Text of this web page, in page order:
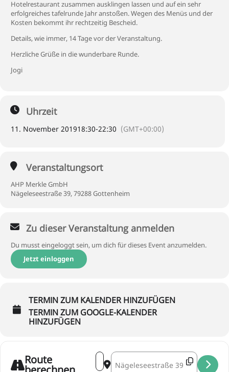
Hotelrestaurant zusammen ausklingen lassen und auf ein sehr
erfolgreichestafelrunde Jahr anstoßen. Wegen des Menüs und der
Kosten bekommt ihr rechtzeitig Bescheid.
Details, wie immer, 14 Tage vor der Veranstaltung.
Herzliche Grüße in die wunderbare Runde.
Jogi
Uhrzeit
11. November 201918:30-22:30 (GMT+00:00)
Veranstaltungsort
AHP Merkle GmbH
Nägeleseestraße 39, 79288 Gottenheim
Zu dieser Veranstaltung anmelden
Du musst eingeloggt sein, um dich für dieses Event anzumelden.
Jetzt einloggen
TERMIN ZUM KALENDER HINZUFÜGEN
TERMIN ZUM GOOGLE-KALENDER
HINZUFÜGEN
Route Address - tafelrunde - AHP Merkle []
Destination Address - tafelrunde -